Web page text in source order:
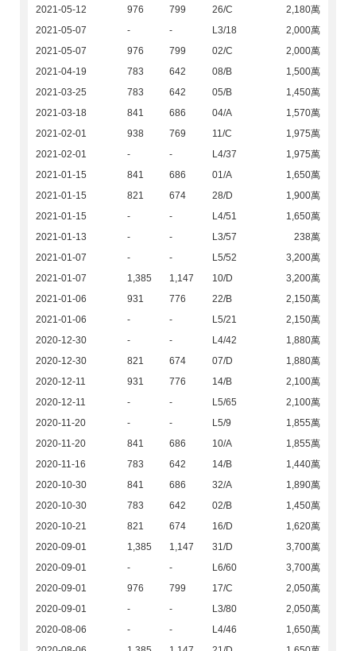
2021-05-12
976 799 26/C
2,180萬
2021-05-07
- - L3/18
2,000萬
2021-05-07
976 799 02/C
2,000萬
2021-04-19
783 642 08/B
1,500萬
2021-03-25
783 642 05/B
1,450萬
2021-03-18
841 686 04/A
1,570萬
2021-02-01
938 769 11/C
1,975萬
2021-02-01
- - L4/37
1,975萬
2021-01-15
841 686 01/A
1,650萬
2021-01-15
821 674 28/D
1,900萬
2021-01-15
- - L4/51
1,650萬
2021-01-13
- - L3/57
238萬
2021-01-07
- - L5/52
3,200萬
2021-01-07
1,385 1,147 10/D
3,200萬
2021-01-06
931 776 22/B
2,150萬
2021-01-06
- - L5/21
2,150萬
2020-12-30
- - L4/42
1,880萬
2020-12-30
821 674 07/D
1,880萬
2020-12-11
931 776 14/B
2,100萬
2020-12-11
- - L5/65
2,100萬
2020-11-20
- - L5/9
1,855萬
2020-11-20
841 686 10/A
1,855萬
2020-11-16
783 642 14/B
1,440萬
2020-10-30
841 686 32/A
1,890萬
2020-10-30
783 642 02/B
1,450萬
2020-10-21
821 674 16/D
1,620萬
2020-09-01
1,385 1,147 31/D
3,700萬
2020-09-01
- - L6/60
3,700萬
2020-09-01
976 799 17/C
2,050萬
2020-09-01
- - L3/80
2,050萬
2020-08-06
- - L4/46
1,650萬